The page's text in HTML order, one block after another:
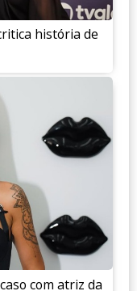
história de
com atriz da